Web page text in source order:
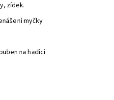
zídek.
myčky
na hadici